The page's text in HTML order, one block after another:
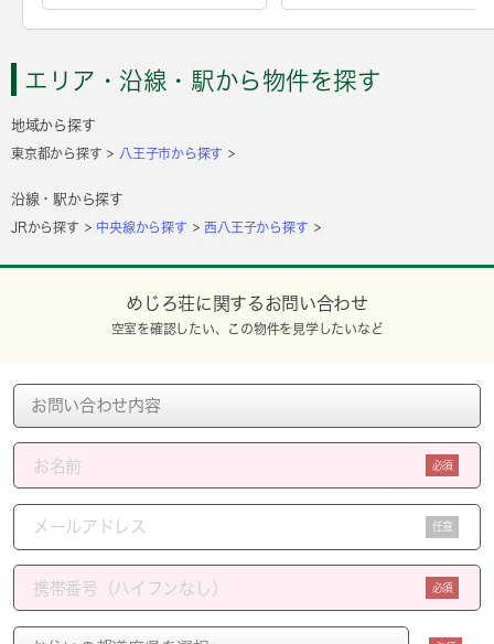
エリア・沿線・駅から物件を探す
地域から探す
東京都から探す 八王子市から探す
沿線・駅から探す
JRから探す 中央線から探す 西八王子から探す
めじろ荘に関するお問い合わせ
空室を確認したい、この物件を見学したいなど
必須
任意
必須